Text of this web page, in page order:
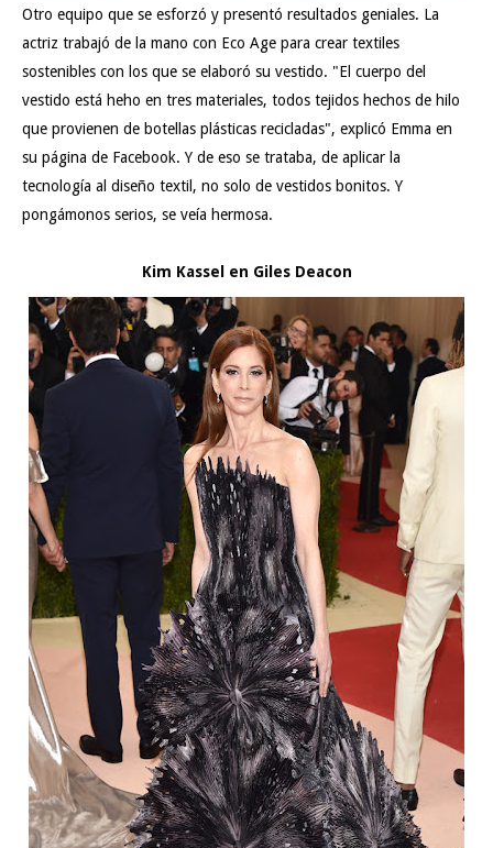
Otro equipo que se esforzó y presentó resultados geniales. La
actriz trabajó de la mano con Eco Age para crear textiles
sostenibles con los que se elaboró su vestido. "El cuerpo del
vestido está heho en tres materiales, todos tejidos hechos de hilo
que provienen de botellas plásticas recicladas", explicó Emma en
su página de Facebook. Y de eso se trataba, de aplicar la
tecnología al diseño textil, no solo de vestidos bonitos. Y
pongámonos serios, se veía hermosa.
Kim Kassel en Giles Deacon